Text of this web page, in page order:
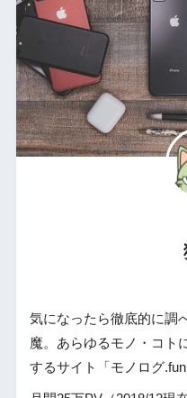
気になったら徹底的に調
魔。あらゆるモノ・コト
するサイト「モノログ